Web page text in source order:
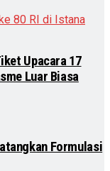
Upacara 17
Luar Biasa
Formulasi